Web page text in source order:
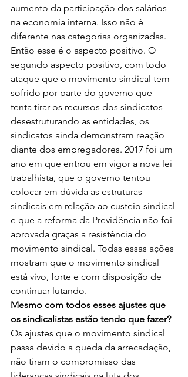
aumento da participação dos salários
na economia interna. Isso não é
diferente nas categorias organizadas.
Então esse é o aspecto positivo. O
segundo aspecto positivo, com todo
ataque que o movimento sindical tem
sofrido por parte do governo que
tenta tirar os recursos dos sindicatos
desestruturando as entidades, os
sindicatos ainda demonstram reação
diante dos empregadores. 2017 foi um
ano em que entrou em vigor a nova lei
trabalhista, que o governo tentou
colocar em dúvida as estruturas
sindicais em relação ao custeio sindical
e que a reforma da Previdência não foi
aprovada graças a resistência do
movimento sindical. Todas essas ações
mostram que o movimento sindical
está vivo, forte e com disposição de
continuar lutando.
Mesmo com todos esses ajustes que
os sindicalistas estão tendo que fazer?
Os ajustes que o movimento sindical
passa devido a queda da arrecadação,
não tiram o compromisso das